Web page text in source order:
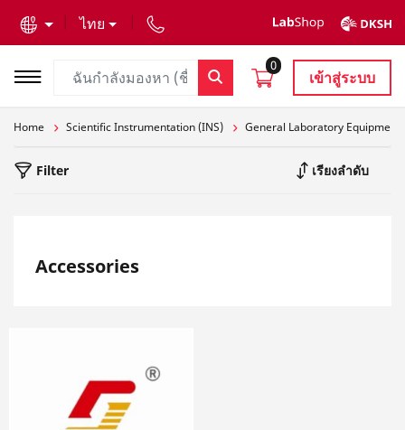
ไทย
0
เข้าสู่ระบบ
Home Scientific Instrumentation (INS) General Laboratory Equipment
Filter เรียงลำดับ
Accessories